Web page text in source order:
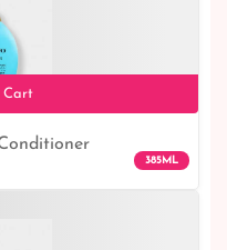
Cart
385ML